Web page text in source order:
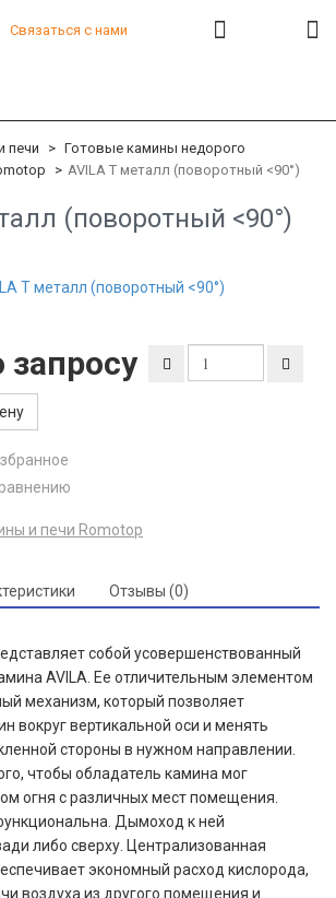
Связаться с нами
печи
Готовые камины недорого
AVILA T металл (поворотный <90°)
(поворотный <90°)
запросу
и печи Romotop
Отзывы (0)
собой усовершенствованный
AVILA. Ее отличительным элементом
механизм, который позволяет
вокруг вертикальной оси и менять
стороны в нужном направлении.
чтобы обладатель камина мог
огня с различных мест помещения.
Дымоход к ней
либо сверху. Централизованная
экономный расход кислорода,
воздуха из другого помещения и